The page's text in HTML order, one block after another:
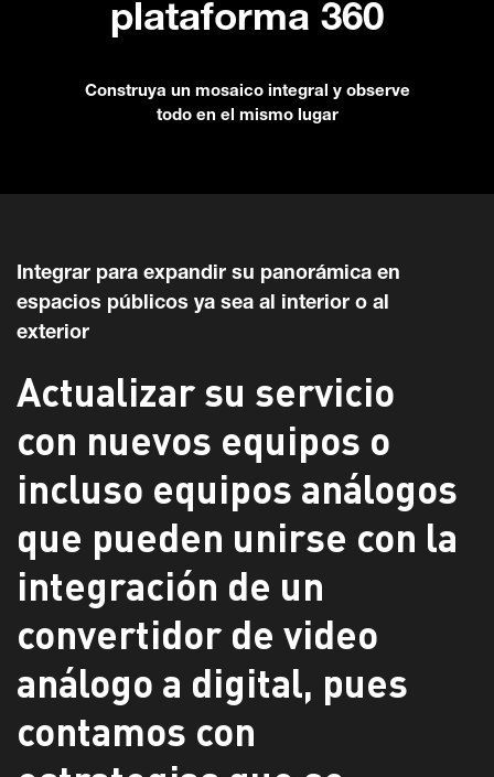
plataforma 360
Construya un mosaico integral y observe
todo en el mismo lugar
Integrar para expandir su panorámica en
espacios públicos ya sea al interior o al
exterior
Actualizar su servicio
con nuevos equipos o
incluso equipos análogos
que pueden unirse con la
integración de un
convertidor de video
análogo a digital, pues
contamos con